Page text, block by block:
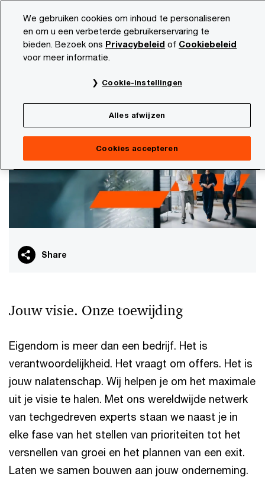
content
footer
PwC NL Marktsectoren Familiebedrijven
We helpen je technologie te optimaliseren, zodat jij
jouw visie werkelijkheid maakt
Familiebedrijven
Share
Jouw visie. Onze toewijding
Eigendom is meer dan een bedrijf. Het is
verantwoordelijkheid. Het vraagt om offers. Het is
jouw nalatenschap. Wij helpen je om het maximale
uit je visie te halen. Met ons wereldwijde netwerk
van techgedreven experts staan we naast je in
elke fase van het stellen van prioriteiten tot het
versnellen van groei en het plannen van een exit.
Laten we samen bouwen aan jouw onderneming.
We gebruiken cookies om inhoud te personaliseren
en om u een verbeterde gebruikerservaring te
bieden. Bezoek ons Privacybeleid of Cookiebeleid
voor meer informatie.
Cookie-instellingen
Alles afwijzen
Cookies accepteren